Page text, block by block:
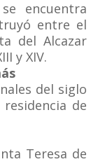
encuentra
entre el
del Alcazar
y XIV.
del siglo
de
Teresa de